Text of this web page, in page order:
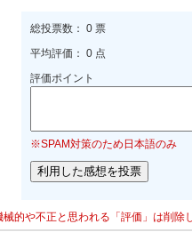
総投票数： 0 票
平均評価： 0 点
評価ポイント
※SPAM対策のため日本語のみ
的や不正と思われる「評価」は削除